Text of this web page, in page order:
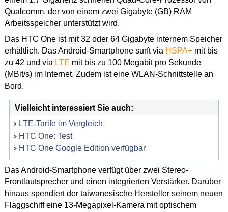
Qualcomm, der von einem zwei Gigabyte (GB) RAM
Arbeitsspeicher unterstützt wird.
Das HTC One ist mit 32 oder 64 Gigabyte internem Speicher
erhältlich. Das Android-Smartphone surft via HSPA+mit bis
zu 42 und via LTE mit bis zu 100 Megabit pro Sekunde
(MBit/s) im Internet. Zudem ist eine WLAN-Schnittstelle an
Bord.
Vielleicht interessiert Sie auch:
LTE-Tarife im Vergleich
HTC One: Test
HTC One Google Edition verfügbar
Das Android-Smartphone verfügt über zwei Stereo-
Frontlautsprecher und einen integrierten Verstärker. Darüber
hinaus spendiert der taiwanesische Hersteller seinem neuen
Flaggschiff eine 13-Megapixel-Kamera mit optischem